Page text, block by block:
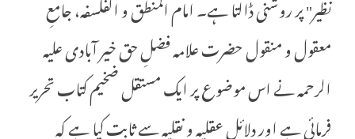
معقول و منقول حضرت علامہ فضلِ حق خیر آبادی علیہ
الرحمہ نے اس موضوع پر ایک مستقل ضخیم کتاب تحریر
فرمائی ہے اور دلائلِ عقلیہ و نقلیہ سے ثابت کیا ہے کہ